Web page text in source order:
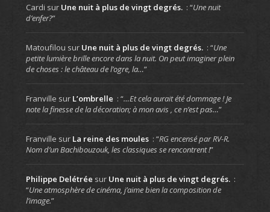
Cardi sur Une nuit à plus de vingt degrés. : “Une nuit
d’enfer?”
Matoufilou sur Une nuit à plus de vingt degrés. : “Une
petite lumière brille encore dans la nuit. On peut imaginer plein
de choses : le château de l’ogre, la…”
Franville sur L’ombrelle : “…Et cela aurait été dommage ! Je
note la finesse de la décoration; à mon avis , ce n’est pas…”
Franville sur La reine des moules : “RG encensé par RV-R.
Nom d’un Bachibouzouk, les classiques se rencontrent !”
Philippe Delétrée sur Une nuit à plus de vingt degrés. :
“Une atmosphère de cinéma, j’aime bien la composition de
l’image.”